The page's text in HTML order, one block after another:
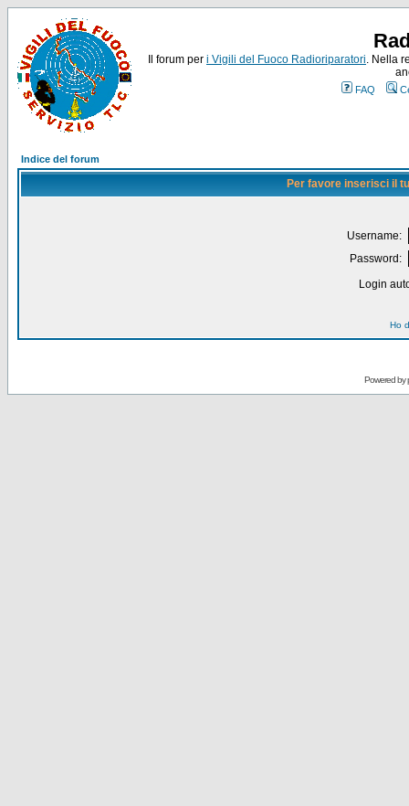
Il forum per i Vigili del Fuoco Radioriparatori. Nella
FAQ
Indice del forum
Per favore inserisci il
Username:
Password:
Login
Ho
Powered by